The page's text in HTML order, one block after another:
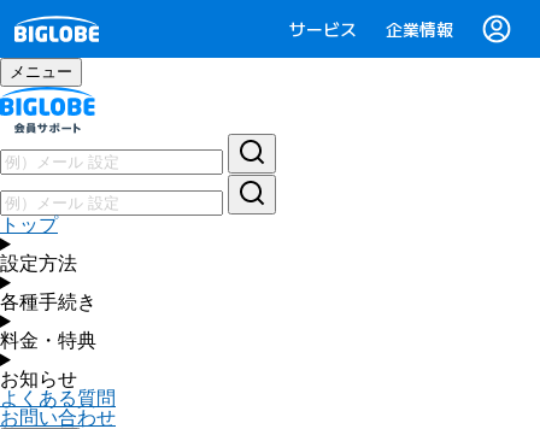
サービス 企業情報
メニュー
トップ
設定方法
各種手続き
料金・特典
お知らせ
よくある質問
お問い合わせ